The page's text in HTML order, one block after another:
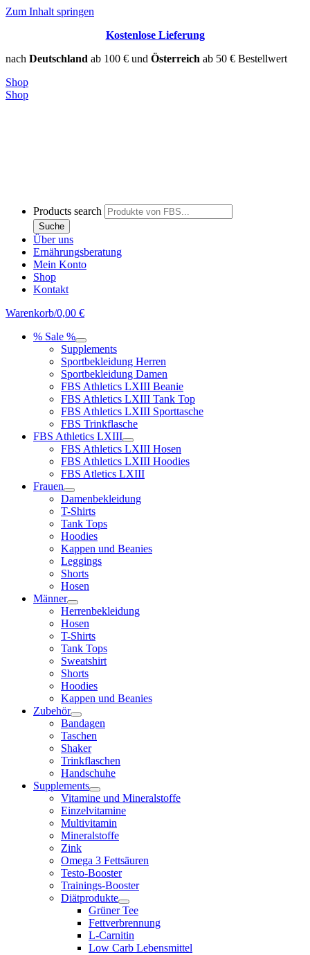
Zum Inhalt springen
Kostenlose Lieferung
nach Deutschland ab 100 € und Österreich ab 50 € Bestellwert
Shop
Shop
Products search
Suche
Über uns
Ernährungsberatung
Mein Konto
Shop
Kontakt
Warenkorb/0,00 €
% Sale %
Supplements
Sportbekleidung Herren
Sportbekleidung Damen
FBS Athletics LXIII Beanie
FBS Athletics LXIII Tank Top
FBS Athletics LXIII Sporttasche
FBS Trinkflasche
FBS Athletics LXIII
FBS Athletics LXIII Hosen
FBS Athletics LXIII Hoodies
FBS Atletics LXIII
Frauen
Damenbekleidung
T-Shirts
Tank Tops
Hoodies
Kappen und Beanies
Leggings
Shorts
Hosen
Männer
Herrenbekleidung
Hosen
T-Shirts
Tank Tops
Sweatshirt
Shorts
Hoodies
Kappen und Beanies
Zubehör
Bandagen
Taschen
Shaker
Trinkflaschen
Handschuhe
Supplements
Vitamine und Mineralstoffe
Einzelvitamine
Multivitamin
Mineralstoffe
Zink
Omega 3 Fettsäuren
Testo-Booster
Trainings-Booster
Diätprodukte
Grüner Tee
Fettverbrennung
L-Carnitin
Low Carb Lebensmittel